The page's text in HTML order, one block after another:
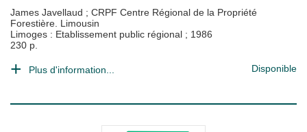
James Javellaud ; CRPF Centre Régional de la Propriété
Forestière. Limousin
Limoges : Etablissement public régional ; 1986
230 p.
Plus d'information... Disponible